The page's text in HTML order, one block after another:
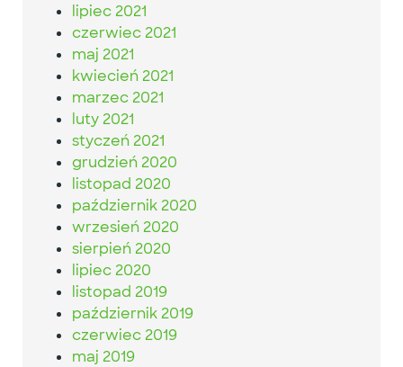
lipiec 2021
czerwiec 2021
maj 2021
kwiecień 2021
marzec 2021
luty 2021
styczeń 2021
grudzień 2020
listopad 2020
październik 2020
wrzesień 2020
sierpień 2020
lipiec 2020
listopad 2019
październik 2019
czerwiec 2019
maj 2019